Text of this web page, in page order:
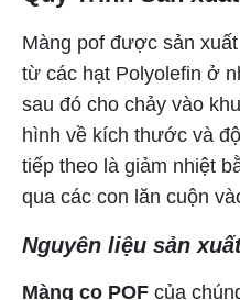
Màng pof được sản
từ các hạt Polyolefin ở
sau đó cho chảy vào
hình về kích thước và
tiếp theo là giảm nhiệt
qua các con lăn cuộn
Nguyên liệu sản
Màng co POF của